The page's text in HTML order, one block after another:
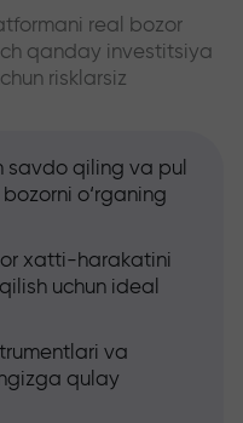
real bozor
qanday investitsiya
risklarsiz
savdo qiling va pul
o‘rganing
xatti-harakatini
uchun ideal
va
qulay